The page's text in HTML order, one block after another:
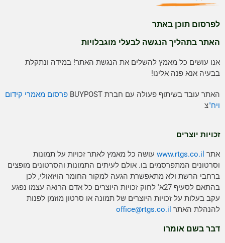
לפרסום תוכן באתר
האתר בתהליך הנגשה לבעלי מוגבלויות
אנו עושים כל מאמץ להשלים את הנגשת האתר! במידה ונתקלת
בבעיה אנא פנה אלינו!
האתר עובד בשיתוף פעולה עם חברת BUYPOST
פרסום מאמרי קידום
ויח"צ
זכויות יוצרים
אתרwww.rtgs.co.ilעושה כל מאמץ לאתר זכויות על תמונות
וסרטונים המתפרסמים בו. אולם לעיתים התמונות והסרטונים מופצים
ברחבי הרשת ולא מתאפשרת הגעה למקור החומר הויזאולי, לכן
בהתאם לסעיף 27א' לחוק זכויות היוצרים כל אדם הרואה עצמו נפגע
עקב בעלות על זכויות היוצרים של תמונה או סרטון מוזמן לפנות
להנהלת האתר
office@rtgs.co.il
דבר בשם אומרו